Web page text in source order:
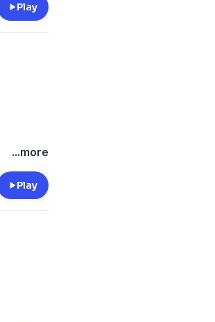
Play
...more
Play